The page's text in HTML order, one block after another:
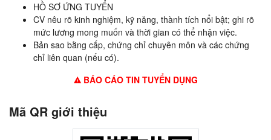
HỒ SƠ ỨNG TUYỂN
CV nêu rõ kinh nghiệm, kỹ năng, thành tích nổi bật; ghi rõ
mức lương mong muốn và thời gian có thể nhận việc.
Bản sao bằng cấp, chứng chỉ chuyên môn và các chứng
chỉ liên quan (nếu có).
BÁO CÁO TIN TUYỂN DỤNG
Mã QR giới thiệu